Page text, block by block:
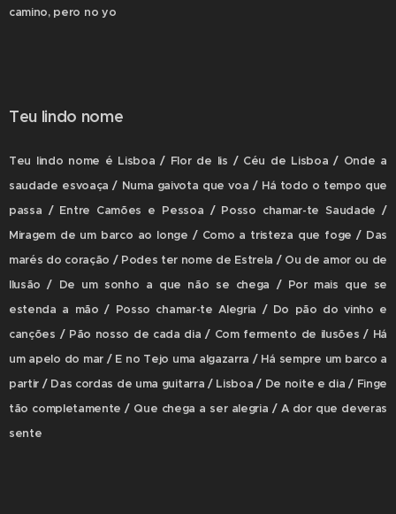
camino, pero no yo
Teu lindo nome
Teu lindo nome é Lisboa / Flor de lis / Céu de Lisboa / Onde a
saudade esvoaça / Numa gaivota que voa / Há todo o tempo que
passa / Entre Camões e Pessoa / Posso chamar-te Saudade /
Miragem de um barco ao longe / Como a tristeza que foge / Das
marés do coração / Podes ter nome de Estrela / Ou de amor ou de
Ilusão / De um sonho a que não se chega / Por mais que se
estenda a mão / Posso chamar-te Alegria / Do pão do vinho e
canções / Pão nosso de cada dia / Com fermento de ilusões / Há
um apelo do mar / E no Tejo uma algazarra / Há sempre um barco a
partir / Das cordas de uma guitarra / Lisboa / De noite e dia / Finge
tão completamente / Que chega a ser alegria / A dor que deveras
sente